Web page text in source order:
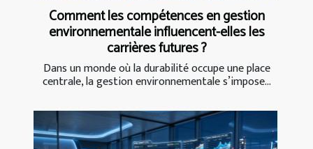
Comment les compétences en gestion
environnementale influencent-elles les
carrières futures ?
Dans un monde où la durabilité occupe une place
centrale, la gestion environnementale s’impose...